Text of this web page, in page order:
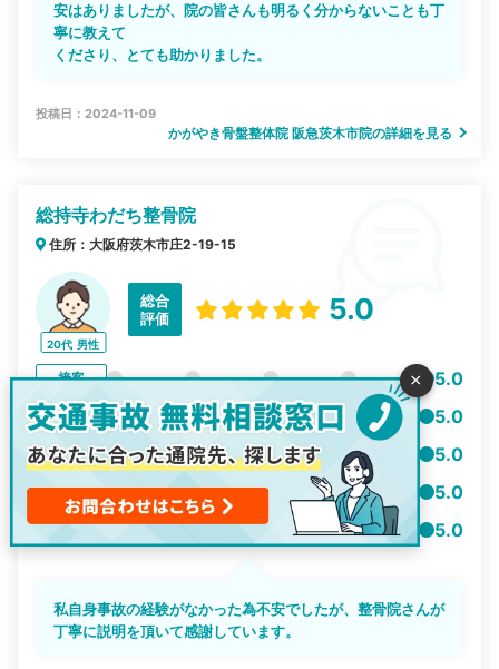
安はありましたが、院の皆さんも明るく分からないことも丁
寧に教えて
くださり、とても助かりました。
投稿日：2024-11-09
かがやき骨盤整体院 阪急茨木市院の詳細を見る
総持寺わだち整骨院
住所：大阪府茨木市庄2-19-15
20代 男性
総合
評価
5.0
接客 5.0
雰囲気 5.0
清潔感 5.0
利便性 5.0
事故対応 5.0
私自身事故の経験がなかった為不安でしたが、整骨院さんが
丁寧に説明を頂いて感謝しています。
×